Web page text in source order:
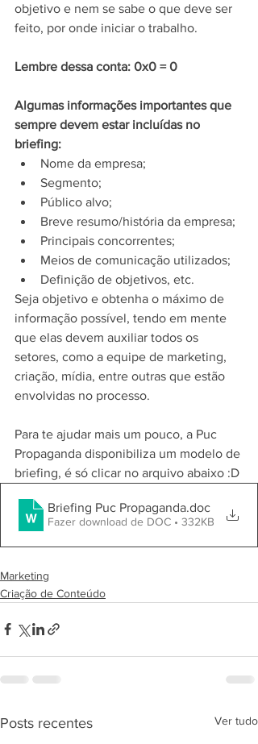
objetivo e nem se sabe o que deve ser
feito, por onde iniciar o trabalho.
Lembre dessa conta: 0x0 = 0
Algumas informações importantes que
sempre devem estar incluídas no
briefing:
Nome da empresa;
Segmento;
Público alvo;
Breve resumo/história da empresa;
Principais concorrentes;
Meios de comunicação utilizados;
Definição de objetivos, etc.
Seja objetivo e obtenha o máximo de
informação possível, tendo em mente
que elas devem auxiliar todos os
setores, como a equipe de marketing,
criação, mídia, entre outras que estão
envolvidas no processo.
Para te ajudar mais um pouco, a Puc
Propaganda disponibiliza um modelo de
briefing, é só clicar no arquivo abaixo :D
Briefing Puc Propaganda.doc
Fazer download de DOC • 332KB
Marketing
Criação de Conteúdo
Posts recentes Ver tudo